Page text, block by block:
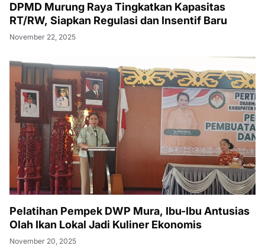
DPMD Murung Raya Tingkatkan Kapasitas
RT/RW, Siapkan Regulasi dan Insentif Baru
November 22, 2025
Pelatihan Pempek DWP Mura, Ibu-Ibu Antusias
Olah Ikan Lokal Jadi Kuliner Ekonomis
November 20, 2025